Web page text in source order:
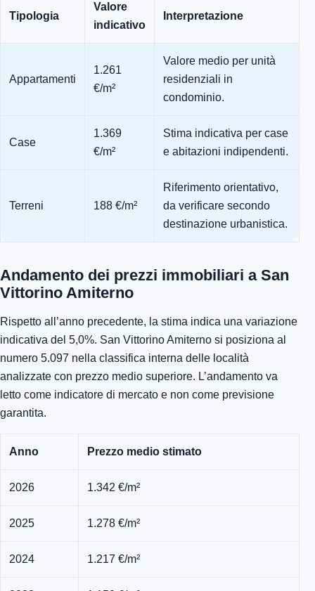
Tipologia
Valore
indicativo
Interpretazione
Appartamenti
1.261
€/m²
Valore medio per unità
residenziali in
condominio.
Case
1.369
€/m²
Stima indicativa per case
e abitazioni indipendenti.
Terreni 188 €/m²
Riferimento orientativo,
da verificare secondo
destinazione urbanistica.
Andamento dei prezzi immobiliari a San
Vittorino Amiterno
Rispetto all’anno precedente, la stima indica una variazione
indicativa del 5,0%. San Vittorino Amiterno si posiziona al
numero 5.097 nella classifica interna delle località
analizzate con prezzo medio superiore. L’andamento va
letto come indicatore di mercato e non come previsione
garantita.
Anno Prezzo medio stimato
2026 1.342 €/m²
2025 1.278 €/m²
2024 1.217 €/m²